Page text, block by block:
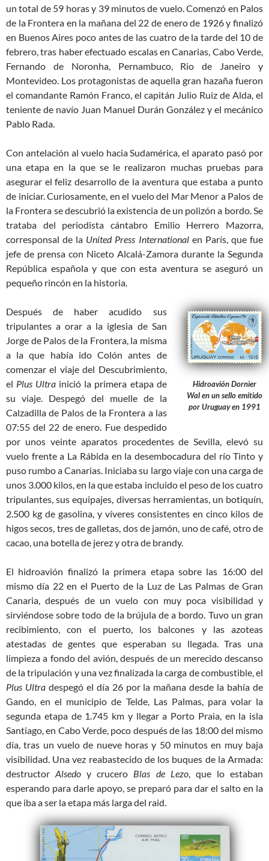
un total de 59 horas y 39 minutos de vuelo. Comenzó en Palos
de la Frontera en la mañana del 22 de enero de 1926 y finalizó
en Buenos Aires poco antes de las cuatro de la tarde del 10 de
febrero, tras haber efectuado escalas en Canarias, Cabo Verde,
Fernando de Noronha, Pernambuco, Rio de Janeiro y
Montevideo. Los protagonistas de aquella gran hazaña fueron
el comandante Ramón Franco, el capitán Julio Ruiz de Alda, el
teniente de navío Juan Manuel Durán González y el mecánico
Pablo Rada.
Con antelación al vuelo hacia Sudamérica, el aparato pasó por
una etapa en la que se le realizaron muchas pruebas para
asegurar el feliz desarrollo de la aventura que estaba a punto
de iniciar. Curiosamente, en el vuelo del Mar Menor a Palos de
la Frontera se descubrió la existencia de un polizón a bordo. Se
trataba del periodista cántabro Emilio Herrero Mazorra,
corresponsal de la United Press Internationalen París, que fue
jefe de prensa con Niceto Alcalá-Zamora durante la Segunda
República española y que con esta aventura se aseguró un
pequeño rincón en la historia.
Hidroavión Dornier
Wal en un sello emitido
por Uruguay en 1991
Después de haber acudido sus
tripulantes a orar a la iglesia de San
Jorge de Palos de la Frontera, la misma
a la que había ido Colón antes de
comenzar el viaje del Descubrimiento,
el Plus Ultra inició la primera etapa de
su viaje. Despegó del muelle de la
Calzadilla de Palos de la Frontera a las
07:55 del 22 de enero. Fue despedido
por unos veinte aparatos procedentes de Sevilla, elevó su
vuelo frente a La Rábida en la desembocadura del río Tinto y
puso rumbo a Canarias. Iniciaba su largo viaje con una carga de
unos 3.000 kilos, en la que estaba incluido el peso de los cuatro
tripulantes, sus equipajes, diversas herramientas, un botiquín,
2.500 kg de gasolina, y víveres consistentes en cinco kilos de
higos secos, tres de galletas, dos de jamón, uno de café, otro de
cacao, una botella de jerez y otra de brandy.
El hidroavión finalizó la primera etapa sobre las 16:00 del
mismo día 22 en el Puerto de la Luz de Las Palmas de Gran
Canaria, después de un vuelo con muy poca visibilidad y
sirviéndose sobre todo de la brújula de a bordo. Tuvo un gran
recibimiento, con el puerto, los balcones y las azoteas
atestadas de gentes que esperaban su llegada. Tras una
limpieza a fondo del avión, después de un merecido descanso
de la tripulación y una vez finalizada la carga de combustible, el
Plus Ultradespegó el día 26 por la mañana desde la bahía de
Gando, en el municipio de Telde, Las Palmas, para volar la
segunda etapa de 1.745 km y llegar a Porto Praia, en la isla
Santiago, en Cabo Verde, poco después de las 18:00 del mismo
día, tras un vuelo de nueve horas y 50 minutos en muy baja
visibilidad. Una vez reabastecido de los buques de la Armada:
destructorAlsedo y crucero Blas de Lezo, que lo estaban
esperando para darle apoyo, se preparó para dar el salto en la
que iba a ser la etapa más larga del raid.